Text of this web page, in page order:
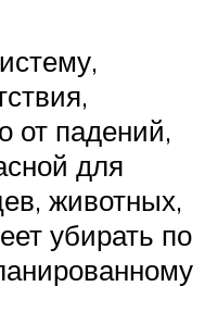
от падений,
для
животных,
убирать по